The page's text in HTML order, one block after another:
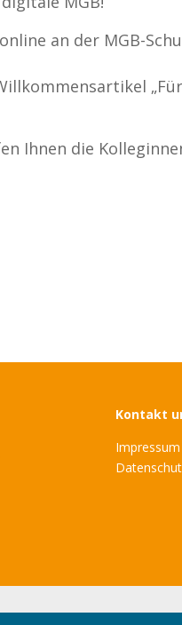
an der MGB-
Ihnen die
Kontakt
Impressum